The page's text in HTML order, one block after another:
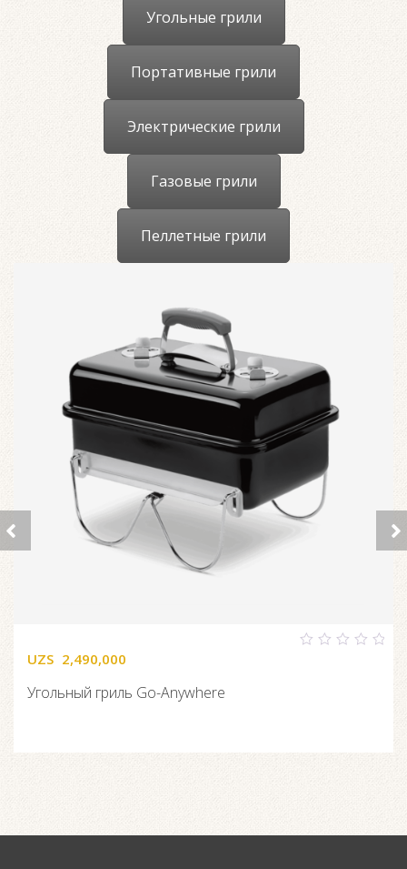
Угольные грили
Портативные грили
Электрические грили
Газовые грили
Пеллетные грили
UZS 2,490,000
Угольный гриль Go-Anywhere